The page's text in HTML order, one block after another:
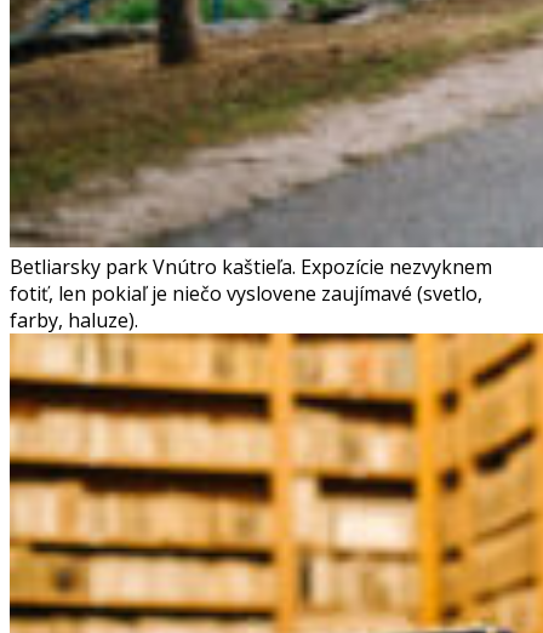
Betliarsky parkVnútro kaštieľa. Expozície nezvyknem
fotiť, len pokiaľ je niečo vyslovene zaujímavé (svetlo,
farby, haluze).